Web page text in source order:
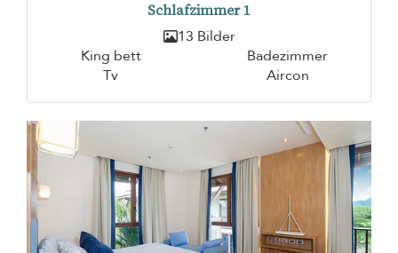
Schlafzimmer 1
13 Bilder
King bett
Badezimmer
Tv
Aircon